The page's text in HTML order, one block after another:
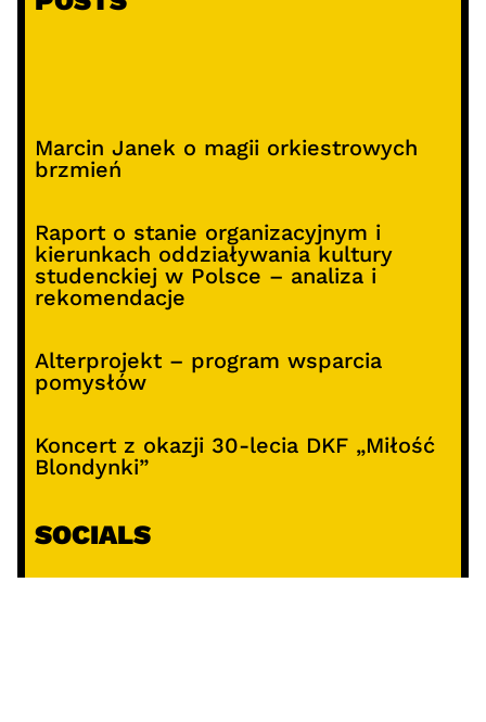
Marcin Janek o magii orkiestrowych
brzmień
Raport o stanie organizacyjnym i
kierunkach oddziaływania kultury
studenckiej w Polsce – analiza i
rekomendacje
Alterprojekt – program wsparcia
pomysłów
Koncert z okazji 30-lecia DKF „Miłość
Blondynki”
SOCIALS